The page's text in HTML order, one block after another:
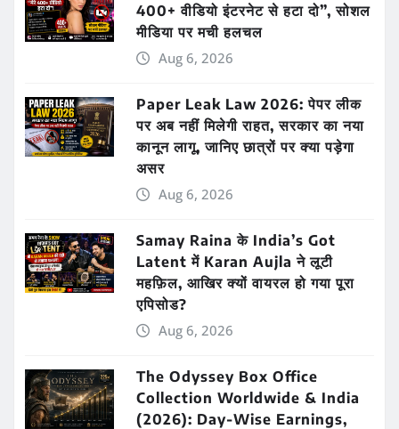
400+ वीडियो इंटरनेट से हटा दो”, सोशल
मीडिया पर मची हलचल
Aug 6, 2026
Paper Leak Law 2026: पेपर लीक
पर अब नहीं मिलेगी राहत, सरकार का नया
कानून लागू, जानिए छात्रों पर क्या पड़ेगा
असर
Aug 6, 2026
Samay Raina के India’s Got
Latent में Karan Aujla ने लूटी
महफ़िल, आखिर क्यों वायरल हो गया पूरा
एपिसोड?
Aug 6, 2026
The Odyssey Box Office
Collection Worldwide & India
(2026): Day-Wise Earnings,